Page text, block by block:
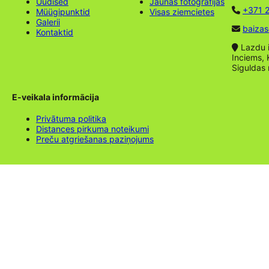
Müügipunktid
Galerii
Kontaktid
Visas ziemcietes
+371
Lazdu
Inciems,
Siguldas
E-veikala informācija
Privātuma politika
Distances pirkuma noteikumi
Preču atgriešanas paziņojums